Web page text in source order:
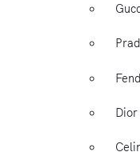
Dior